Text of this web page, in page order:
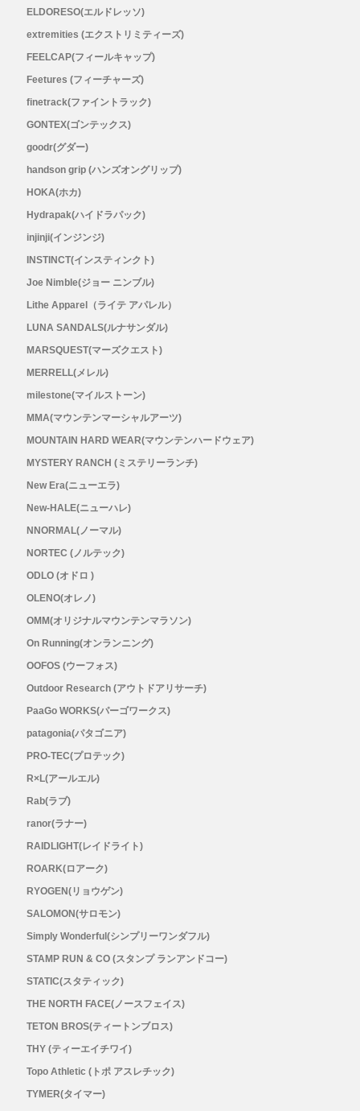
OOFOS (ウーフォス)
patagonia(パタゴニア)
PRO-TEC(プロテック)
R×L(アールエル)
Rab(ラブ)
RAIDLIGHT(レイドライト)
ROARK(ロアーク)
RYOGEN(リョウゲン)
SALOMON(サロモン)
コー)
STATIC(スタティック)
THE NORTH FACE(ノースフェイス)
TETON BROS(ティートンブロス)
Topo Athletic (トポ アスレチック)
TYMER(タイマー)
UltrAspire(ウルトラスパイア)
XeroShoes（ゼロシューズ）
SALE(セール)
BananaGO
ELDORESO(エルドレッソ)
extremities (エクストリミティーズ)
FEELCAP(フィールキャップ)
Feetures (フィーチャーズ)
finetrack(ファイントラック)
GONTEX(ゴンテックス)
goodr(グダー)
handson grip (ハンズオングリップ)
HOKA(ホカ)
Hydrapak(ハイドラパック)
injinji(インジンジ)
INSTINCT(インスティンクト)
Joe Nimble(ジョー ニンブル)
Lithe Apparel（ライテ アパレル）
LUNA SANDALS(ルナサンダル)
MARSQUEST(マーズクエスト)
MERRELL(メレル)
milestone(マイルストーン)
MMA(マウンテンマーシャルアーツ)
MOUNTAIN HARD WEAR(マウンテンハードウェア)
MYSTERY RANCH (ミステリーランチ)
New Era(ニューエラ)
New-HALE(ニューハレ)
NNORMAL(ノーマル)
NORTEC (ノルテック)
ODLO (オドロ )
OLENO(オレノ)
OMM(オリジナルマウンテンマラソン)
On Running(オンランニング)
OOFOS (ウーフォス)
Outdoor Research (アウトドアリサーチ)
PaaGo WORKS(パーゴワークス)
patagonia(パタゴニア)
PRO-TEC(プロテック)
R×L(アールエル)
Rab(ラブ)
ranor(ラナー)
RAIDLIGHT(レイドライト)
ROARK(ロアーク)
RYOGEN(リョウゲン)
SALOMON(サロモン)
Simply Wonderful(シンプリーワンダフル)
STAMP RUN & CO (スタンプ ランアンドコー)
STATIC(スタティック)
THE NORTH FACE(ノースフェイス)
TETON BROS(ティートンブロス)
THY (ティーエイチワイ)
Topo Athletic (トポ アスレチック)
TYMER(タイマー)